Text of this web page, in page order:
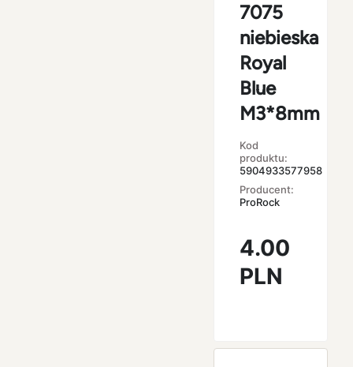
7075
niebieska
Royal
Blue
M3*8mm
Kod
produktu:
5904933577958
Producent:
ProRock
4.00
PLN